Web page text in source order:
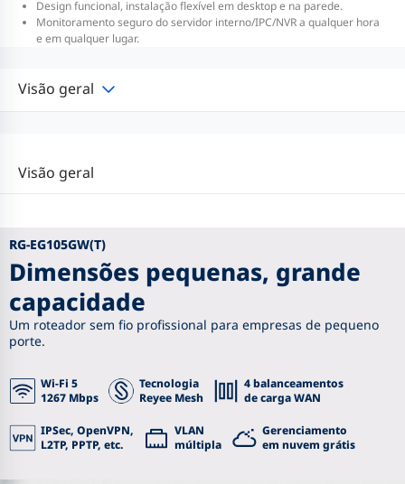
Design funcional, instalação flexível em desktop e na parede.
Monitoramento seguro do servidor interno/IPC/NVR a qualquer hora
e em qualquer lugar.
Visão geral
Visão geral
RG-EG105GW(T)
Dimensões pequenas, grande
capacidade
Um roteador sem fio profissional para empresas de pequeno
porte.
Wi-Fi 5
1267 Mbps
Tecnologia
Reyee Mesh
4 balanceamentos
de carga WAN
IPSec, OpenVPN,
L2TP, PPTP, etc.
VLAN
múltipla
Gerenciamento
em nuvem grátis